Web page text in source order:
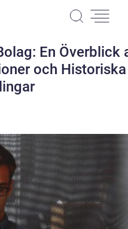
En Överblick
och Historiska